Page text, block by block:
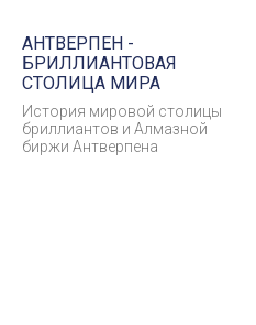
АНТВЕРПЕН -
БРИЛЛИАНТОВАЯ
СТОЛИЦА МИРА
История мировой столицы
бриллиантов и Алмазной
биржи Антверпена